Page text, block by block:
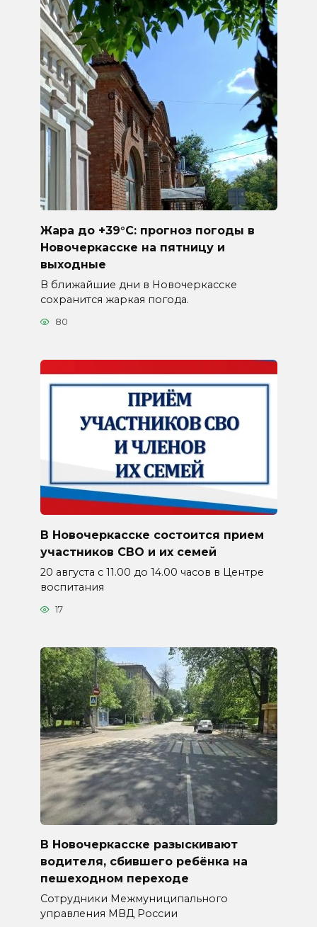
Жара до +39°C: прогноз погоды в
Новочеркасске на пятницу и
выходные
В ближайшие дни в Новочеркасске
сохранится жаркая погода.
80
В Новочеркасске состоится прием
участников СВО и их семей
20 августа с 11.00 до 14.00 часов в Центре
воспитания
17
В Новочеркасске разыскивают
водителя, сбившего ребёнка на
пешеходном переходе
Сотрудники Межмуниципального
управления МВД России